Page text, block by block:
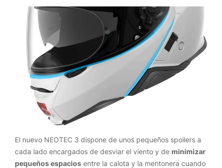
El nuevo NEOTEC 3 dispone de unos pequeños spoilers a
cada lado encargados de desviar el viento y de minimizar
pequeños espacios entre la calota y la mentonera cuando